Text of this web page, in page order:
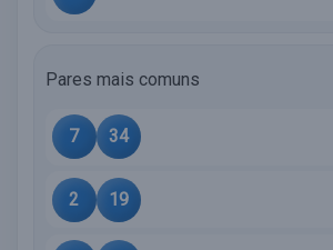
Pares mais comuns
7 34
2 19